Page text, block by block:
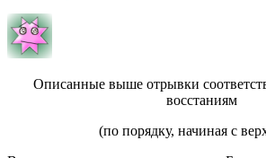
Описанные выше отрывки
восстаниям
(по порядку, начиная с